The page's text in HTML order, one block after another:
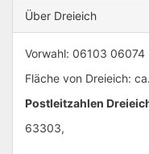
Über Dreieich
Vorwahl: 06103 06074
Fläche von Dreieich:
Postleitzahlen
63303,